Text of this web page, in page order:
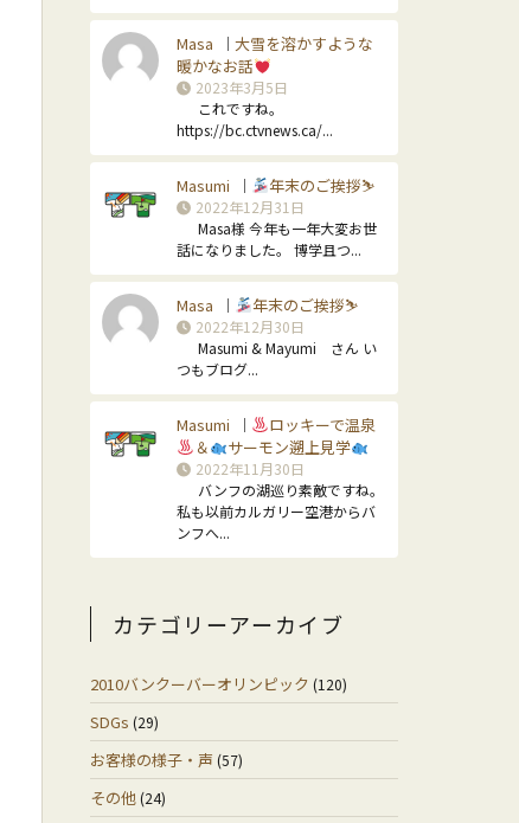
Masa ｜ 大雪を溶かすような
暖かなお話
2023年3月5日
これですね。
https://bc.ctvnews.ca/...
Masumi ｜ 年末のご挨拶⛷
2022年12月31日
Masa様 今年も一年大変お世
話になりました。 博学且つ...
Masa ｜ 年末のご挨拶⛷
2022年12月30日
Masumi & Mayumi さん い
つもブログ...
Masumi ｜
ロッキーで温泉
＆
サーモン遡上見学
2022年11月30日
バンフの湖巡り素敵ですね。
私も以前カルガリー空港からバ
ンフへ...
カテゴリーアーカイブ
2010バンクーバーオリンピック (120)
SDGs (29)
お客様の様子・声 (57)
その他(24)